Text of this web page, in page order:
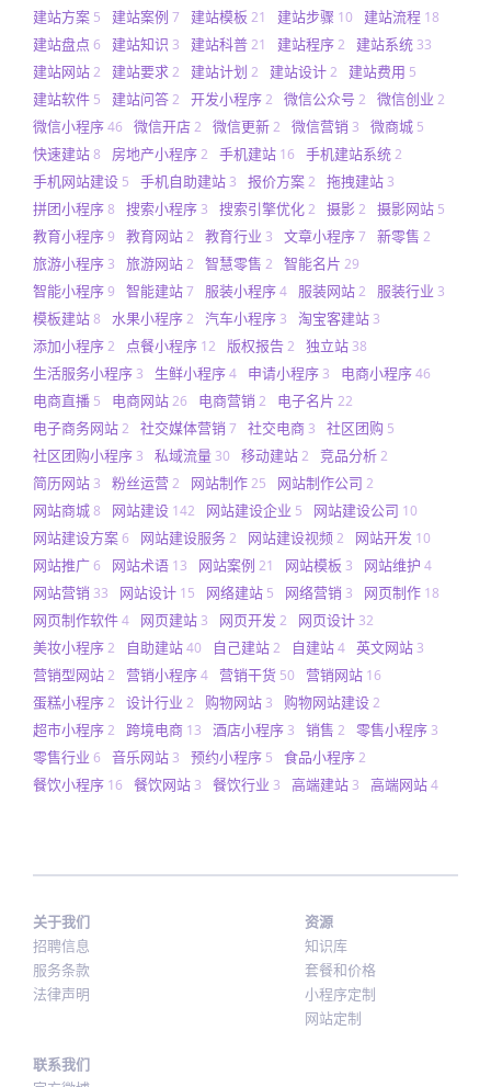
建站方案 5 建站案例 7 建站模板 21 建站步骤 10 建站流程 18
建站盘点 6 建站知识 3 建站科普21 建站程序2 建站系统 33
建站网站2 建站要求2 建站计划 2 建站设计2 建站费用 5
建站软件 5 建站问答2 开发小程序2 微信公众号 2 微信创业 2
微信小程序46 微信开店2 微信更新2 微信营销 3 微商城 5
快速建站8 房地产小程序2 手机建站 16 手机建站系统2
手机网站建设 5 手机自助建站 3 报价方案2 拖拽建站 3
拼团小程序8 搜索小程序 3 搜索引擎优化2 摄影2 摄影网站 5
教育小程序9 教育网站2 教育行业 3 文章小程序7 新零售 2
旅游小程序 3 旅游网站2 智慧零售 2 智能名片 29
智能小程序9 智能建站7 服装小程序4 服装网站2 服装行业 3
模板建站8 水果小程序2 汽车小程序 3 淘宝客建站 3
添加小程序2 点餐小程序 12 版权报告2 独立站 38
生活服务小程序 3 生鲜小程序4 申请小程序 3 电商小程序46
电商直播 5 电商网站26 电商营销 2 电子名片 22
电子商务网站2 社交媒体营销 7 社交电商 3 社区团购 5
社区团购小程序 3 私域流量 30 移动建站2 竞品分析2
简历网站 3 粉丝运营2 网站制作25 网站制作公司 2
网站商城8 网站建设 142 网站建设企业 5 网站建设公司 10
网站建设方案6 网站建设服务2 网站建设视频2 网站开发 10
网站推广6 网站术语 13 网站案例 21 网站模板 3 网站维护 4
网站营销 33 网站设计 15 网络建站 5 网络营销 3 网页制作 18
网页制作软件4 网页建站 3 网页开发 2 网页设计 32
美妆小程序2 自助建站40 自己建站2 自建站4 英文网站 3
营销型网站2 营销小程序4 营销干货 50 营销网站 16
蛋糕小程序2 设计行业 2 购物网站 3 购物网站建设2
超市小程序2 跨境电商 13 酒店小程序 3 销售 2 零售小程序 3
零售行业 6 音乐网站 3 预约小程序 5 食品小程序2
餐饮小程序 16 餐饮网站 3 餐饮行业 3 高端建站 3 高端网站4
关于我们
招聘信息
服务条款
法律声明
资源
知识库
套餐和价格
小程序定制
网站定制
联系我们